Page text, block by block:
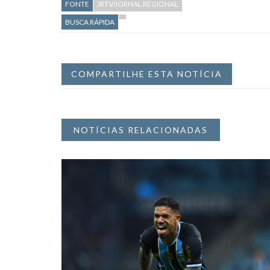
FONTE
JRTV/JORNAL REGIONAL
BUSCA RÁPIDA
COMPARTILHE ESTA NOTÍCIA
NOTÍCIAS RELACIONADAS